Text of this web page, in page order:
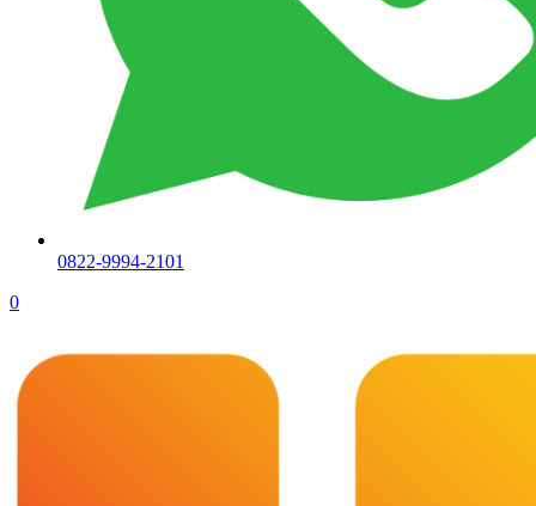
0822-9994-2101
0